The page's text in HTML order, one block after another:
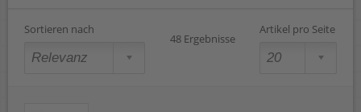
Sortieren nach
48 Ergebnisse
Artikel pro Seite